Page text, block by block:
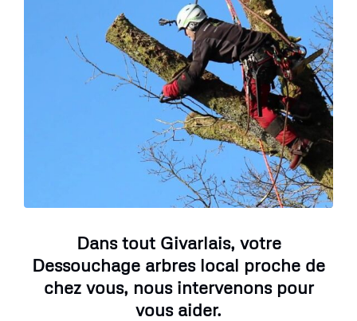
Dans tout Givarlais, votre
Dessouchage arbres local proche de
chez vous, nous intervenons pour
vous aider.